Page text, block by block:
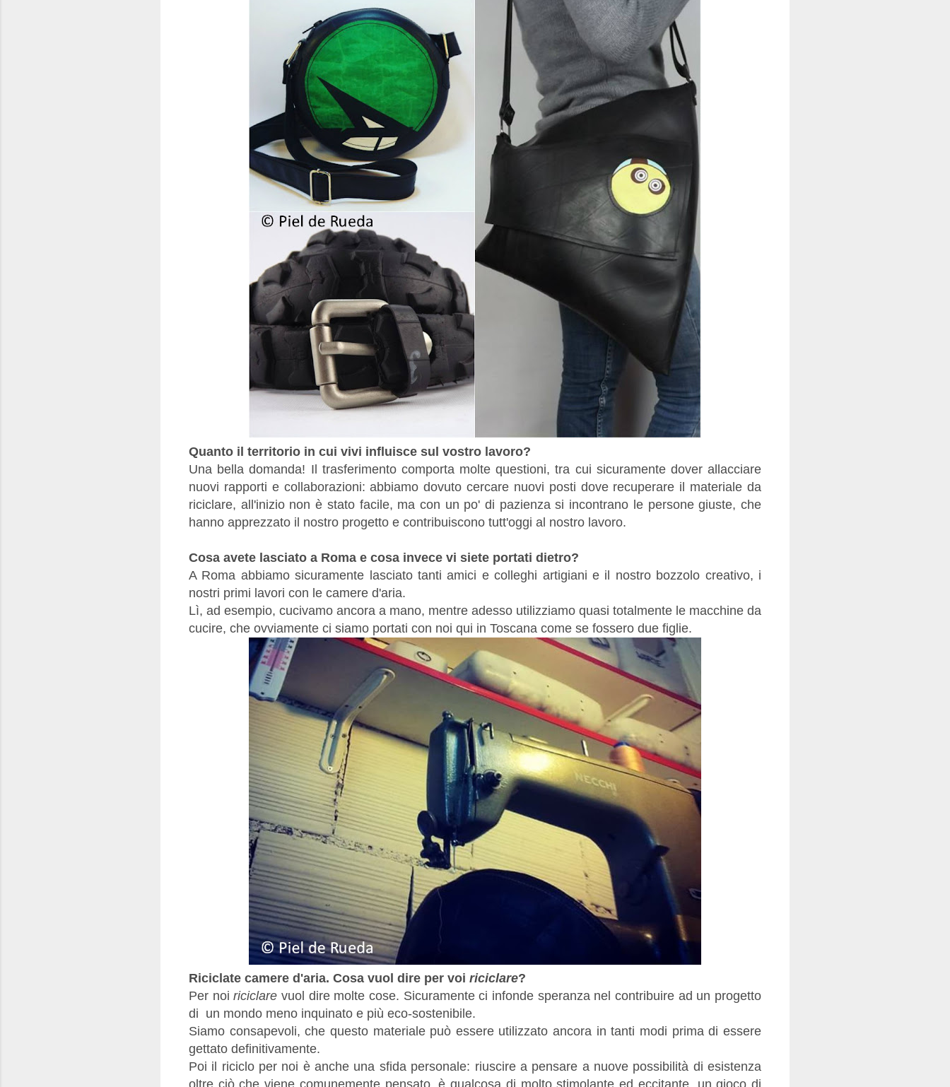
Quanto il territorio in cui vivi influisce sul vostro lavoro?
Una bella domanda! Il trasferimento comporta molte questioni, tra cui sicuramente dover allacciare
nuovi rapporti e collaborazioni: abbiamo dovuto cercare nuovi posti dove recuperare il materiale da
riciclare, all'inizio non è stato facile, ma con un po' di pazienza si incontrano le persone giuste, che
hanno apprezzato il nostro progetto e contribuiscono tutt'oggi al nostro lavoro.
Cosa avete lasciato a Roma e cosa invece vi siete portati dietro?
A Roma abbiamo sicuramente lasciato tanti amici e colleghi artigiani e il nostro bozzolo creativo, i
nostri primi lavori con le camere d'aria.
Lì, ad esempio, cucivamo ancora a mano, mentre adesso utilizziamo quasi totalmente le macchine da
cucire, che ovviamente ci siamo portati con noi qui in Toscana come se fossero due figlie.
Riciclate camere d'aria. Cosa vuol dire per voi riciclare?
Per noiriciclare vuol dire molte cose. Sicuramente ci infonde speranza nel contribuire ad un progetto
di un mondo meno inquinato e più eco-sostenibile.
Siamo consapevoli, che questo materiale può essere utilizzato ancora in tanti modi prima di essere
gettato definitivamente.
Poi il riciclo per noi è anche una sfida personale: riuscire a pensare a nuove possibilità di esistenza
oltre ciò che viene comunemente pensato, è qualcosa di molto stimolante ed eccitante, un gioco di